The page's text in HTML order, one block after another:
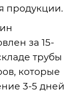
продукции.
за 15-
трубы
которые
3-5 дней